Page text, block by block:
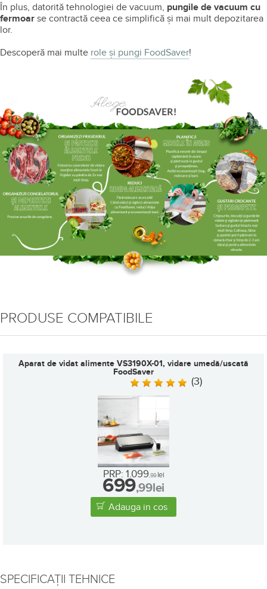
În plus, datorită tehnologiei de vacuum, pungile de vacuum cu
fermoar se contractă ceea ce simplifică și mai mult depozitarea
lor.
Descoperă mai multe role și pungi FoodSaver!
PRODUSE COMPATIBILE
Aparat de vidat alimente VS3190X-01, vidare umedă/uscată
FoodSaver
(3)
•in stoc
PRP: 1.099,99 lei
699,99lei
Adauga in cos
SPECIFICAȚII TEHNICE